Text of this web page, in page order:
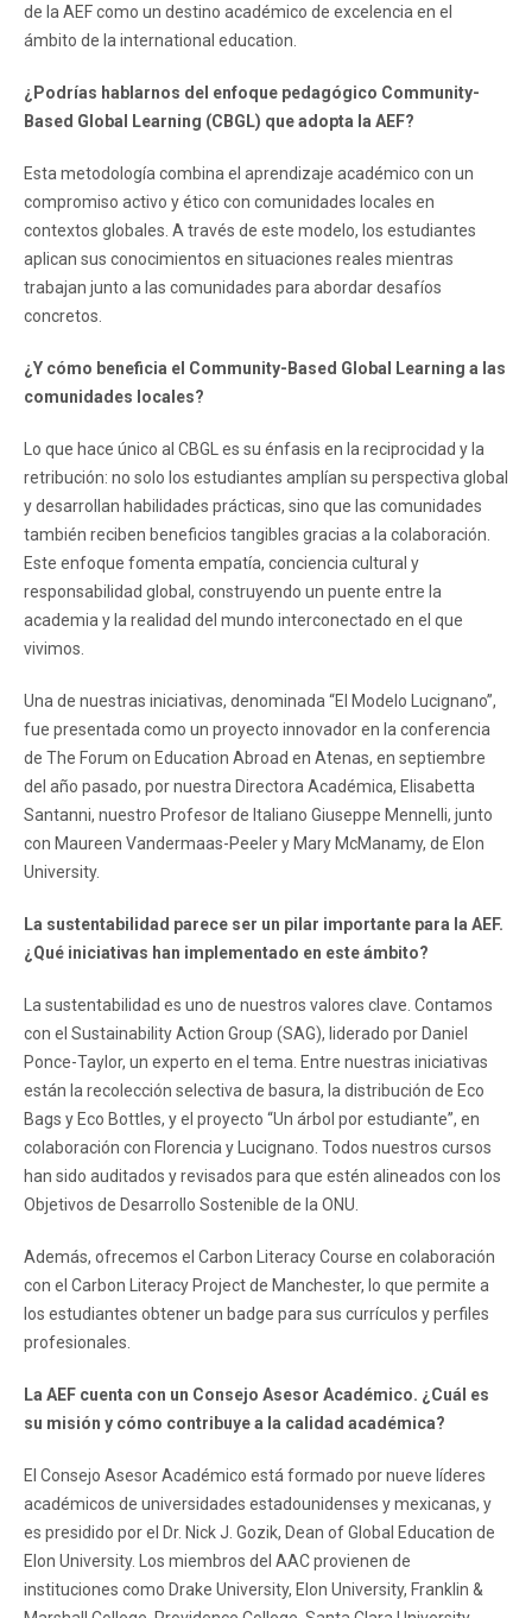
de la AEF como un destino académico de excelencia en el
ámbito de la international education.
¿Podrías hablarnos del enfoque pedagógico Community-
Based Global Learning (CBGL) que adopta la AEF?
Esta metodología combina el aprendizaje académico con un
compromiso activo y ético con comunidades locales en
contextos globales. A través de este modelo, los estudiantes
aplican sus conocimientos en situaciones reales mientras
trabajan junto a las comunidades para abordar desafíos
concretos.
¿Y cómo beneficia el Community-Based Global Learning a las
comunidades locales?
Lo que hace único al CBGL es su énfasis en la reciprocidad y la
retribución: no solo los estudiantes amplían su perspectiva global
y desarrollan habilidades prácticas, sino que las comunidades
también reciben beneficios tangibles gracias a la colaboración.
Este enfoque fomenta empatía, conciencia cultural y
responsabilidad global, construyendo un puente entre la
academia y la realidad del mundo interconectado en el que
vivimos.
Una de nuestras iniciativas, denominada “El Modelo Lucignano”,
fue presentada como un proyecto innovador en la conferencia
de The Forum on Education Abroad en Atenas, en septiembre
del año pasado, por nuestra Directora Académica, Elisabetta
Santanni, nuestro Profesor de Italiano Giuseppe Mennelli, junto
con Maureen Vandermaas-Peeler y Mary McManamy, de Elon
University.
La sustentabilidad parece ser un pilar importante para la AEF.
¿Qué iniciativas han implementado en este ámbito?
La sustentabilidad es uno de nuestros valores clave. Contamos
con el Sustainability Action Group (SAG), liderado por Daniel
Ponce-Taylor, un experto en el tema. Entre nuestras iniciativas
están la recolección selectiva de basura, la distribución de Eco
Bags y Eco Bottles, y el proyecto “Un árbol por estudiante”, en
colaboración con Florencia y Lucignano. Todos nuestros cursos
han sido auditados y revisados para que estén alineados con los
Objetivos de Desarrollo Sostenible de la ONU.
Además, ofrecemos el Carbon Literacy Course en colaboración
con el Carbon Literacy Project de Manchester, lo que permite a
los estudiantes obtener un badge para sus currículos y perfiles
profesionales.
La AEF cuenta con un Consejo Asesor Académico. ¿Cuál es
su misión y cómo contribuye a la calidad académica?
El Consejo Asesor Académico está formado por nueve líderes
académicos de universidades estadounidenses y mexicanas, y
es presidido por el Dr. Nick J. Gozik, Dean of Global Education de
Elon University. Los miembros del AAC provienen de
instituciones como Drake University, Elon University, Franklin &